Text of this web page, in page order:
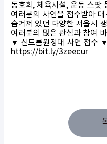
동호회, 체육시설, 운동 스팟
여러분의 사연을 접수받아 대
숨겨져 있던 다양한 서울시
여러분의 많은 관심과 참여
▼ 신드롬원정대 사연 접수 ▼
https://bit.ly/3zeeour